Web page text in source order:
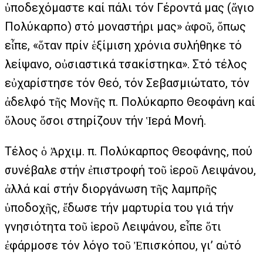
ὑποδεχόμαστε καί πάλι τόν Γέροντά μας (ἅγιο
Πολύκαρπο) στό μοναστήρι μας» ἀφοῦ, ὅπως
εἶπε, «ὅταν πρίν ἑξίμιση χρόνια συλήθηκε τό
λείψανο, οὐσιαστικά τσακίστηκα». Στό τέλος
εὐχαρίστησε τόν Θεό, τόν Σεβασμιώτατο, τόν
ἀδελφό τῆς Μονῆς π. Πολύκαρπο Θεοφάνη καί
ὅλους ὅσοι στηρίζουν τήν Ἱερά Μονή.
Τέλος ὁ Ἀρχιμ. π. Πολύκαρπος Θεοφάνης, πού
συνέβαλε στήν ἐπιστροφή τοῦ ἱεροῦ Λειψάνου,
ἀλλά καί στήν διοργάνωση τῆς λαμπρῆς
ὑποδοχῆς, ἔδωσε τήν μαρτυρία του γιά τήν
γνησιότητα τοῦ ἱεροῦ Λειψάνου, εἶπε ὅτι
ἐφάρμοσε τόν λόγο τοῦ Ἐπισκόπου, γι’ αὐτό